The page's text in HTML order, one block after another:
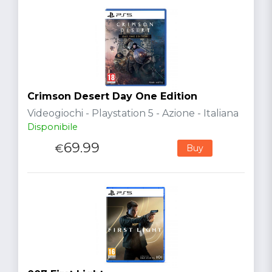
Crimson Desert Day One Edition
Videogiochi - Playstation 5 - Azione - Italiana
Disponibile
€69.99 Buy